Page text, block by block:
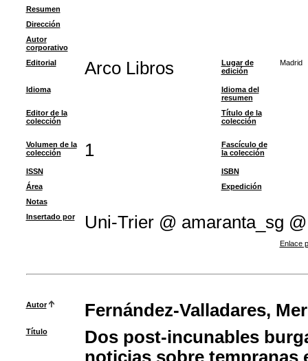
Resumen
Dirección
Autor
corporativo
Editorial
Arco Libros
Lugar de
edición
Madrid
Idioma
Idioma del
resumen
Editor de la
colección
Título de la
colección
Volumen de la
colección
1
Fascículo de
la colección
ISSN
ISBN
Área
Expedición
Notas
Insertado por
Uni-Trier @ amaranta_sg @
Enlace
Autor Fernández-Valladares,
Título
Dos post-incunables
noticias sobre tempranas